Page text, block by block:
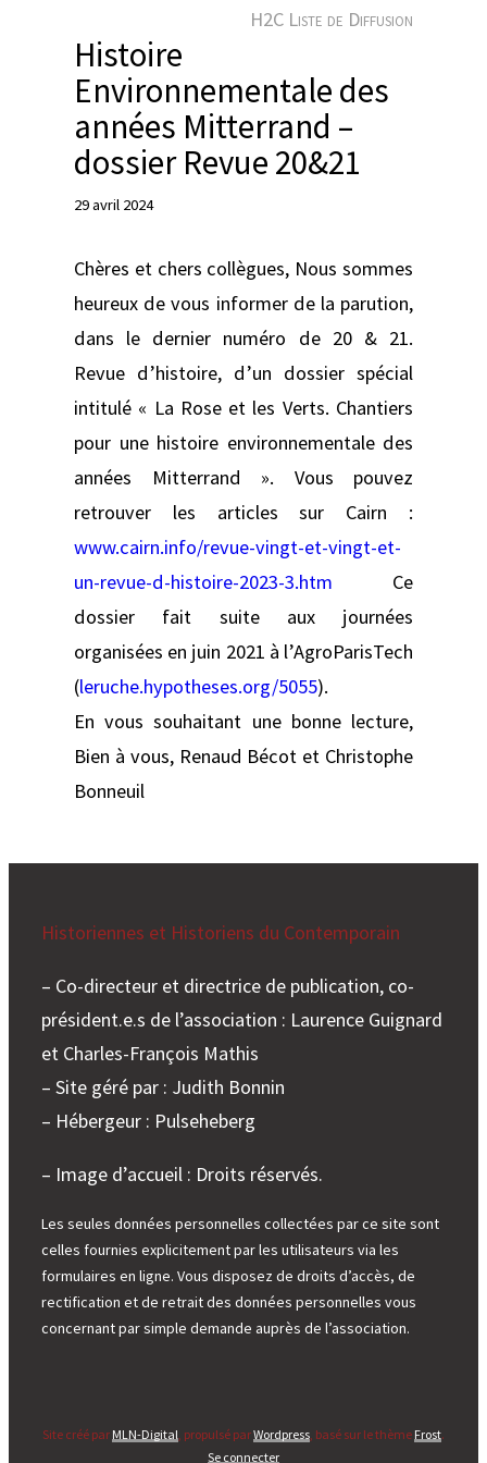
r
H2C Liste de Diffusion
Histoire
Environnementale des
années Mitterrand –
dossier Revue 20&21
29 avril 2024
Chères et chers collègues, Nous sommes
heureux de vous informer de la parution,
dans le dernier numéro de 20 & 21.
Revue d’histoire, d’un dossier spécial
intitulé « La Rose et les Verts. Chantiers
pour une histoire environnementale des
années Mitterrand ». Vous pouvez
retrouver les articles sur Cairn :
www.cairn.info/revue-vingt-et-vingt-et-
un-revue-d-histoire-2023-3.htm Ce
dossier fait suite aux journées
organisées en juin 2021 à l’AgroParisTech
(leruche.hypotheses.org/5055).
En vous souhaitant une bonne lecture,
Bien à vous, Renaud Bécot et Christophe
Bonneuil
Historiennes et Historiens du Contemporain
– Co-directeur et directrice de publication, co-
président.e.s de l’association : Laurence Guignard
et Charles-François Mathis
– Site géré par : Judith Bonnin
– Hébergeur : Pulseheberg
– Image d’accueil : Droits réservés.
Les seules données personnelles collectées par ce site sont
celles fournies explicitement par les utilisateurs via les
formulaires en ligne. Vous disposez de droits d’accès, de
rectification et de retrait des données personnelles vous
concernant par simple demande auprès de l’association.
Site créé par MLN-Digital , propulsé parWordpress , basé sur le thème Frost.
Se connecter